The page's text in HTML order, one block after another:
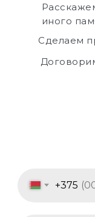
+375
иного
Сделаем